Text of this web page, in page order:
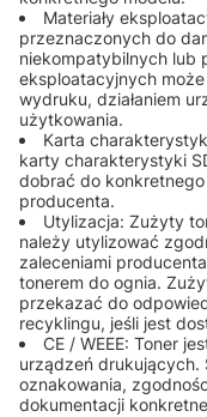
Materiały
przeznaczonych do
niekompatybilnych lub
eksploatacyjnych
wydruku, działaniem
użytkowania.
Karta
karty charakterystyki
dobrać do
producenta.
Utylizacja: Zużyty
należy utylizować
zaleceniami
tonerem do ognia.
przekazać do
recyklingu, jeśli jest
CE / WEEE: Toner
urządzeń drukujących.
oznakowania,
dokumentacji